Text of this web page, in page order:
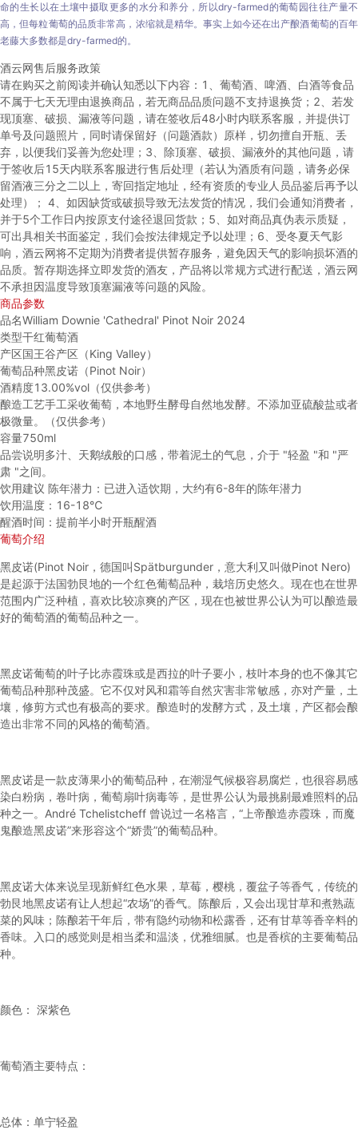
命的生长以在土壤中摄取更多的水分和养分，所以dry-farmed的葡萄园往往产量不
高，但每粒葡萄的品质非常高，浓缩就是精华。事实上如今还在出产酿酒葡萄的百年
老藤大多数都是dry-farmed的。
酒云网售后服务政策
请在购买之前阅读并确认知悉以下内容： 1、葡萄酒、啤酒、白酒等食品
不属于七天无理由退换商品，若无商品品质问题不支持退换货； 2、若发
现顶塞、破损、漏液等问题，请在签收后48小时内联系客服，并提供订
单号及问题照片，同时请保留好（问题酒款）原样，切勿擅自开瓶、丢
弃，以便我们妥善为您处理； 3、除顶塞、破损、漏液外的其他问题，请
于签收后15天内联系客服进行售后处理（若认为酒质有问题，请务必保
留酒液三分之二以上，寄回指定地址，经有资质的专业人员品鉴后再予以
处理）； 4、如因缺货或破损导致无法发货的情况，我们会通知消费者，
并于5个工作日内按原支付途径退回货款； 5、如对商品真伪表示质疑，
可出具相关书面鉴定，我们会按法律规定予以处理； 6、受冬夏天气影
响，酒云网将不定期为消费者提供暂存服务，避免因天气的影响损坏酒的
品质。暂存期选择立即发货的酒友，产品将以常规方式进行配送，酒云网
不承担因温度导致顶塞漏液等问题的风险。
商品参数
品名William Downie 'Cathedral' Pinot Noir 2024
类型干红葡萄酒
产区国王谷产区（King Valley）
葡萄品种黑皮诺（Pinot Noir）
酒精度13.00%vol（仅供参考）
酿造工艺手工采收葡萄，本地野生酵母自然地发酵。不添加亚硫酸盐或者
极微量。（仅供参考）
容量750ml
品尝说明多汁、天鹅绒般的口感，带着泥土的气息，介于 "轻盈 "和 "严
肃 "之间。
饮用建议 陈年潜力：已进入适饮期，大约有6-8年的陈年潜力
饮用温度：16-18℃
醒酒时间：提前半小时开瓶醒酒
葡萄介绍
黑皮诺(Pinot Noir，德国叫Spätburgunder，意大利又叫做Pinot Nero)
是起源于法国勃艮地的一个红色葡萄品种，栽培历史悠久。现在也在世界
范围内广泛种植，喜欢比较凉爽的产区，现在也被世界公认为可以酿造最
好的葡萄酒的葡萄品种之一。
黑皮诺葡萄的叶子比赤霞珠或是西拉的叶子要小，枝叶本身的也不像其它
葡萄品种那种茂盛。它不仅对风和霜等自然灾害非常敏感，亦对产量，土
壤，修剪方式也有极高的要求。酿造时的发酵方式，及土壤，产区都会酿
造出非常不同的风格的葡萄酒。
黑皮诺是一款皮薄果小的葡萄品种，在潮湿气候极容易腐烂，也很容易感
染白粉病，卷叶病，葡萄扇叶病毒等，是世界公认为最挑剔最难照料的品
种之一。André Tchelistcheff 曾说过一名格言，“上帝酿造赤霞珠，而魔
鬼酿造黑皮诺”来形容这个“娇贵”的葡萄品种。
黑皮诺大体来说呈现新鲜红色水果，草莓，樱桃，覆盆子等香气，传统的
勃艮地黑皮诺有让人想起“农场”的香气。陈酿后，又会出现甘草和煮熟蔬
菜的风味；陈酿若干年后，带有隐约动物和松露香，还有甘草等香辛料的
香味。入口的感觉则是相当柔和温淡，优雅细腻。也是香槟的主要葡萄品
种。
颜色： 深紫色
葡萄酒主要特点：
总体：单宁轻盈